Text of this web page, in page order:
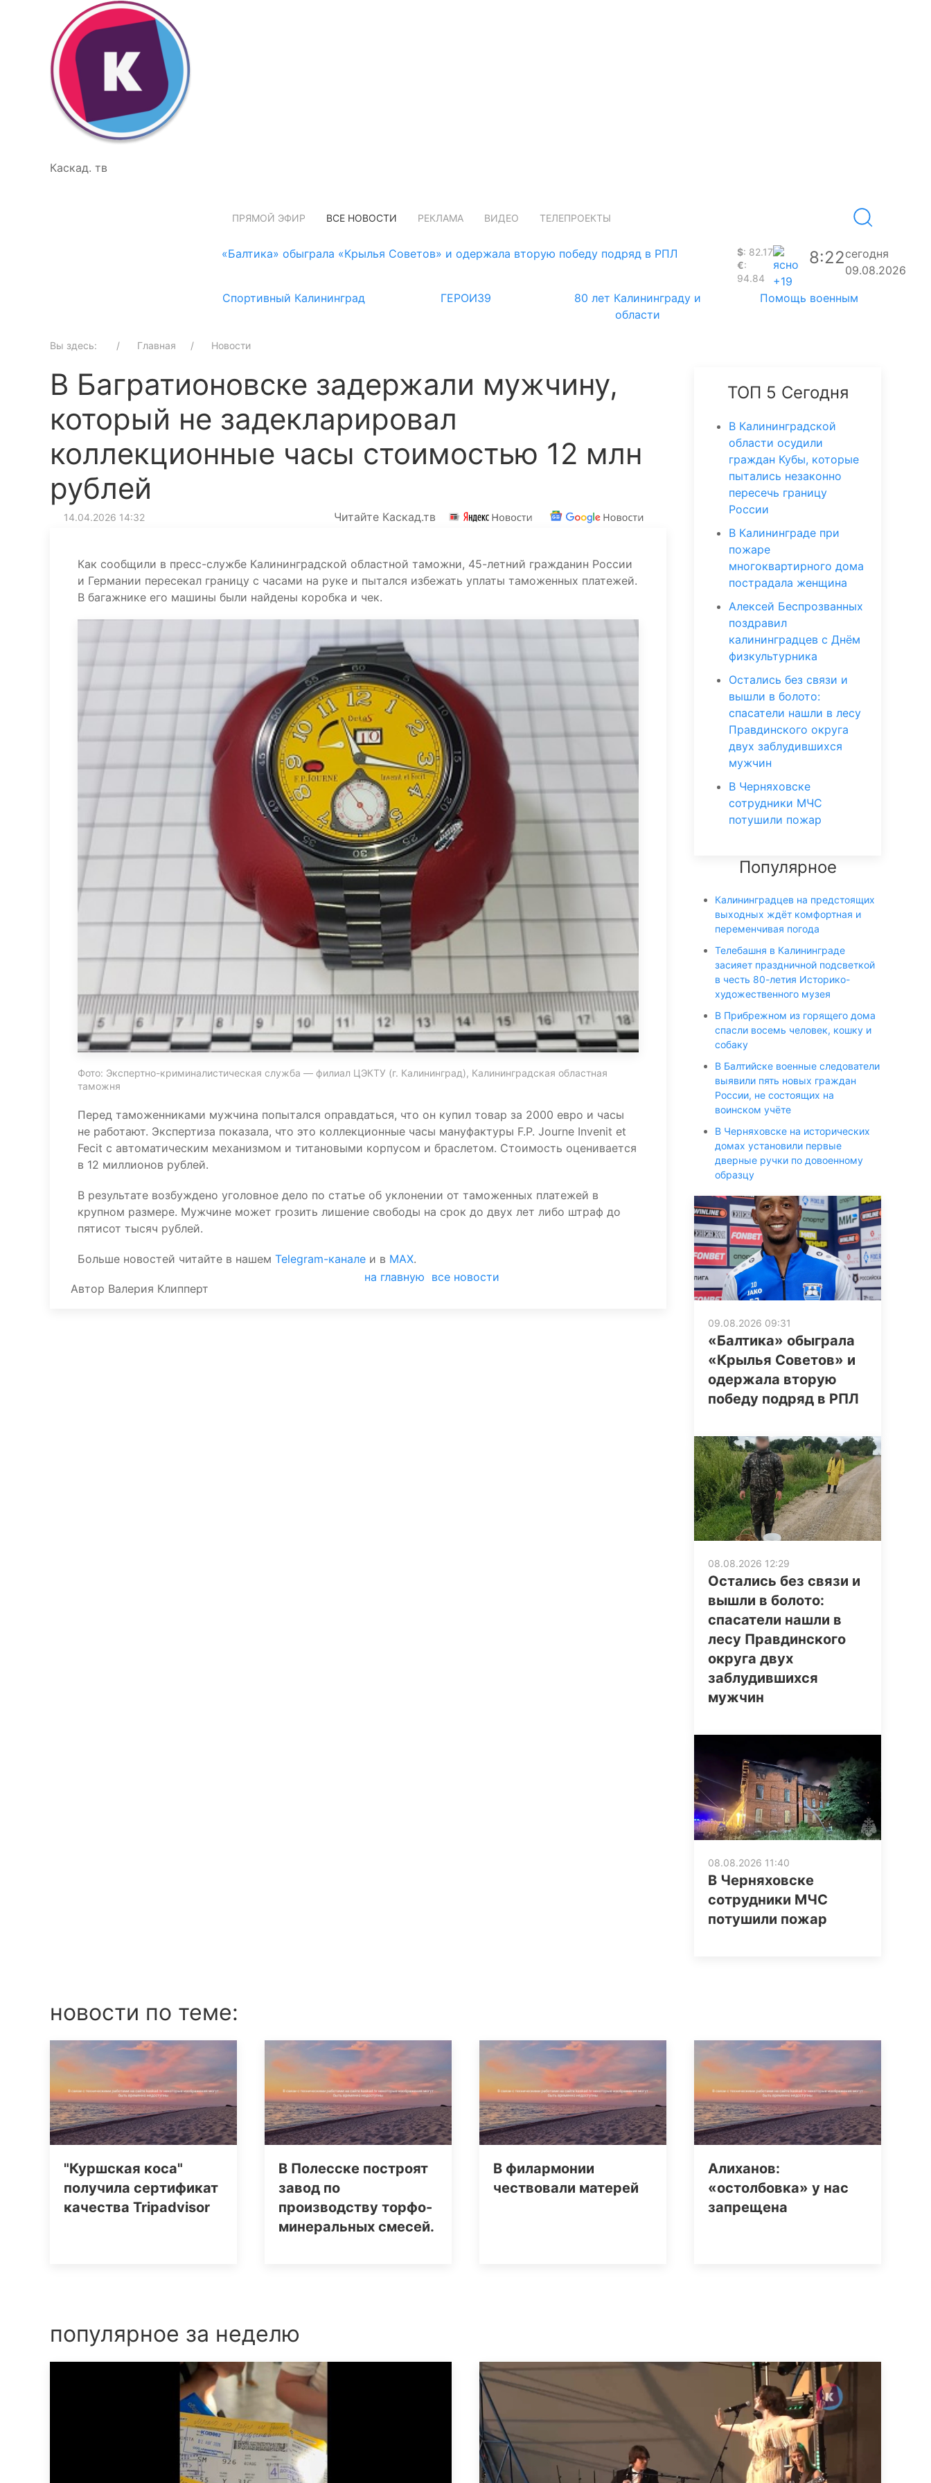
Каскад. тв
ПРЯМОЙ ЭФИР ВСЕ НОВОСТИ РЕКЛАМА ВИДЕО ТЕЛЕПРОЕКТЫ
«Балтика» обыграла «Крылья Советов» и одержала вторую победу подряд в РПЛ $: 82.17
€:
94.84
+19
8:22сегодня
09.08.2026
Спортивный Калининград
ГЕРОИ39
80 лет Калининграду и
области
Помощь военным
Вы здесь: Главная Новости
В Багратионовске задержали мужчину,
который не задекларировал
коллекционные часы стоимостью 12 млн
рублей
14.04.2026 14:32 Читайте Каскад.тв
Как сообщили в пресс-службе Калининградской областной таможни, 45-летний гражданин России
и Германии пересекал границу с часами на руке и пытался избежать уплаты таможенных платежей.
В багажнике его машины были найдены коробка и чек.
Фото: Экспертно-криминалистическая служба — филиал ЦЭКТУ (г. Калининград), Калининградская областная
таможня
Перед таможенниками мужчина попытался оправдаться, что он купил товар за 2000 евро и часы
не работают. Экспертиза показала, что это коллекционные часы мануфактуры F.P. Journe Invenit et
Fecit с автоматическим механизмом и титановыми корпусом и браслетом. Стоимость оценивается
в 12 миллионов рублей.
В результате возбуждено уголовное дело по статье об уклонении от таможенных платежей в
крупном размере. Мужчине может грозить лишение свободы на срок до двух лет либо штраф до
пятисот тысяч рублей.
Больше новостей читайте в нашем Telegram-канале и в MAX.
Автор Валерия Клипперт
на главную все новости
ТОП 5 Сегодня
В Калининградской
области осудили
граждан Кубы, которые
пытались незаконно
пересечь границу
России
В Калининграде при
пожаре
многоквартирного дома
пострадала женщина
Алексей Беспрозванных
поздравил
калининградцев с Днём
физкультурника
Остались без связи и
вышли в болото:
спасатели нашли в лесу
Правдинского округа
двух заблудившихся
мужчин
В Черняховске
сотрудники МЧС
потушили пожар
Популярное
Калининградцев на предстоящих
выходных ждёт комфортная и
переменчивая погода
Телебашня в Калининграде
засияет праздничной подсветкой
в честь 80-летия Историко-
художественного музея
В Прибрежном из горящего дома
спасли восемь человек, кошку и
собаку
В Балтийске военные следователи
выявили пять новых граждан
России, не состоящих на
воинском учёте
В Черняховске на исторических
домах установили первые
дверные ручки по довоенному
образцу
09.08.2026 09:31
«Балтика» обыграла
«Крылья Советов» и
одержала вторую
победу подряд в РПЛ
08.08.2026 12:29
Остались без связи и
вышли в болото:
спасатели нашли в
лесу Правдинского
округа двух
заблудившихся
мужчин
08.08.2026 11:40
В Черняховске
сотрудники МЧС
потушили пожар
новости по теме:
"Куршская коса"
получила сертификат
качества Tripаdvisor
В Полесске построят
завод по
производству торфо-
минеральных смесей.
В филармонии
чествовали матерей
Алиханов:
«остолбовка» у нас
запрещена
популярное за неделю